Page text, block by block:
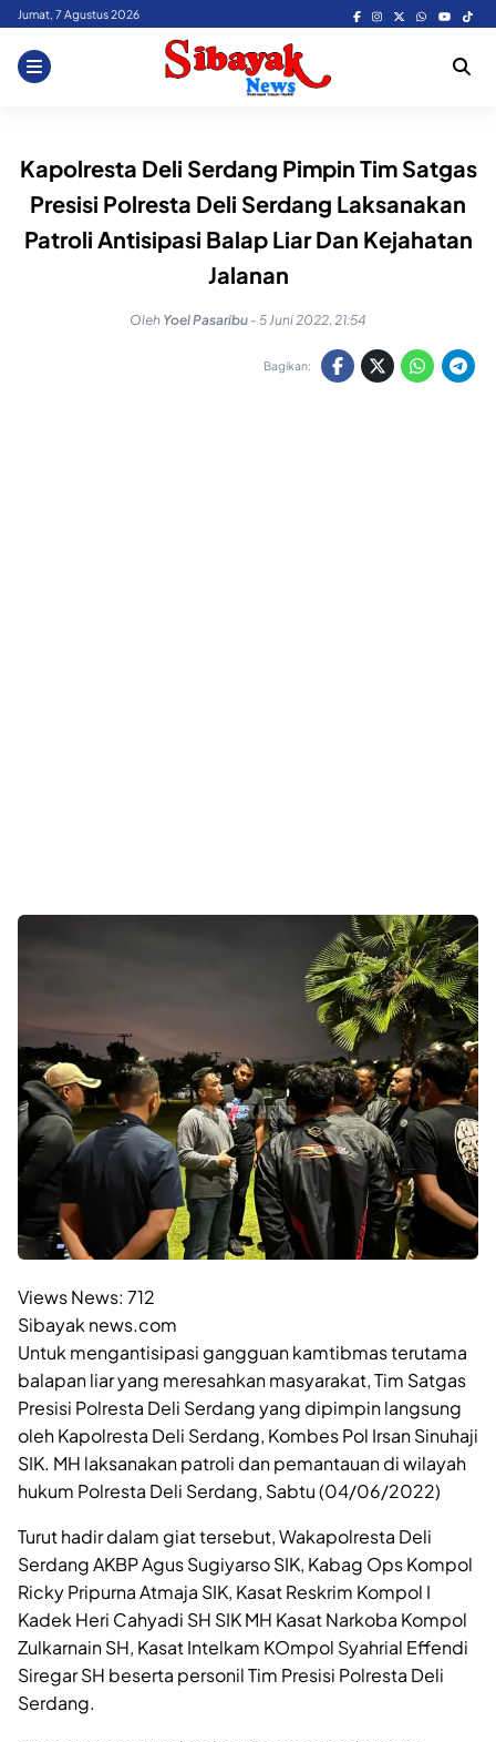
Skip
content
Jumat, 7 Agustus 2026
Kapolresta Deli Serdang Pimpin Tim Satgas
Presisi Polresta Deli Serdang Laksanakan
Patroli Antisipasi Balap Liar Dan Kejahatan
Jalanan
Oleh Yoel Pasaribu - 5 Juni 2022, 21:54
Bagikan:
Views News: 712
Sibayak news.com
Untuk mengantisipasi gangguan kamtibmas terutama
balapan liar yang meresahkan masyarakat, Tim Satgas
Presisi Polresta Deli Serdang yang dipimpin langsung
oleh Kapolresta Deli Serdang, Kombes Pol Irsan Sinuhaji
SIK. MH laksanakan patroli dan pemantauan di wilayah
hukum Polresta Deli Serdang, Sabtu (04/06/2022)
Turut hadir dalam giat tersebut, Wakapolresta Deli
Serdang AKBP Agus Sugiyarso SIK, Kabag Ops Kompol
Ricky Pripurna Atmaja SIK, Kasat Reskrim Kompol I
Kadek Heri Cahyadi SH SIK MH Kasat Narkoba Kompol
Zulkarnain SH, Kasat Intelkam KOmpol Syahrial Effendi
Siregar SH beserta personil Tim Presisi Polresta Deli
Serdang.